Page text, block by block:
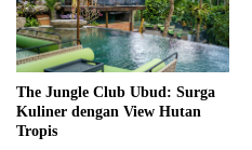
The Jungle Club Ubud: Surga
Kuliner dengan View Hutan
Tropis